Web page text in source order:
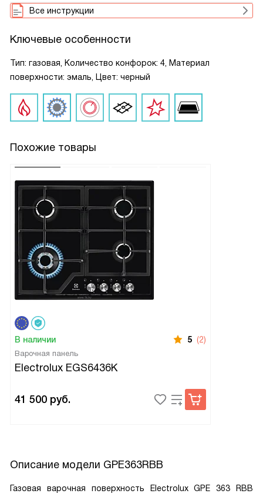
Все инструкции
Ключевые особенности
Тип: газовая, Количество конфорок: 4, Материал
поверхности: эмаль, Цвет: черный
Похожие товары
В наличии 5 (2)
Варочная панель
Electrolux EGS6436K
41 500 руб.
Описание модели GPE363RBB
Газовая варочная поверхность Electrolux GPE 363 RBB